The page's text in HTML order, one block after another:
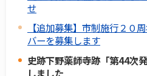
せ
【追加募集】市制施行２
バーを募集します
史跡下野薬師寺跡「第44次
しました